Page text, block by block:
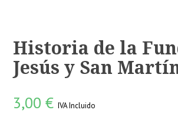
Historia de la
Jesús y San
3,00€ IVA Incluido